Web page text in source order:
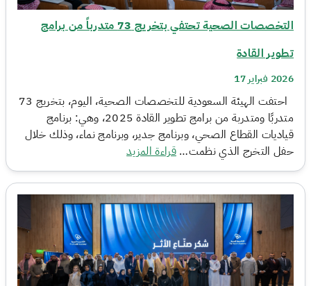
التخصصات الصحية تحتفي بتخريج 73 متدرباً من برامج
تطوير القادة
2026 فبراير 17
احتفت الهيئة السعودية للتخصصات الصحية، اليوم، بتخريج 73
متدربًا ومتدربة من برامج تطوير القادة 2025، وهي: برنامج
قياديات القطاع الصحي، وبرنامج جدير، وبرنامج نماء، وذلك خلال
حفل التخرج الذي نظمت…قراءة المزيد